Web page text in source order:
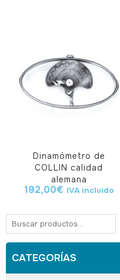
Dinamómetro de
COLLIN calidad
alemana
192,00€ IVA incluido
CATEGORÍAS